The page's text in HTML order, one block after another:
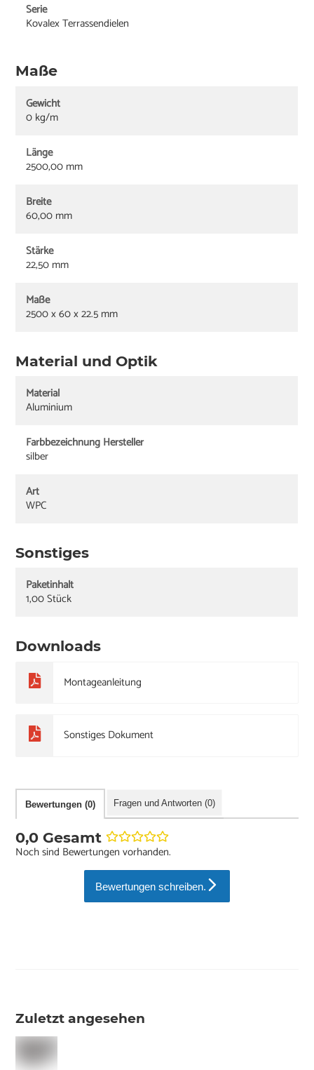
Serie
Kovalex Terrassendielen
Maße
Gewicht
0 kg/m
Länge
2500,00 mm
Breite
60,00 mm
Stärke
22,50 mm
Maße
2500 x 60 x 22.5 mm
Material und Optik
Material
Aluminium
Farbbezeichnung Hersteller
silber
Art
WPC
Sonstiges
Paketinhalt
1,00 Stück
Downloads
Montageanleitung
Sonstiges Dokument
Bewertungen (0) Fragen und Antworten (0)
0,0 Gesamt
Noch sind Bewertungen vorhanden.
Bewertungen schreiben.
Zuletzt angesehen